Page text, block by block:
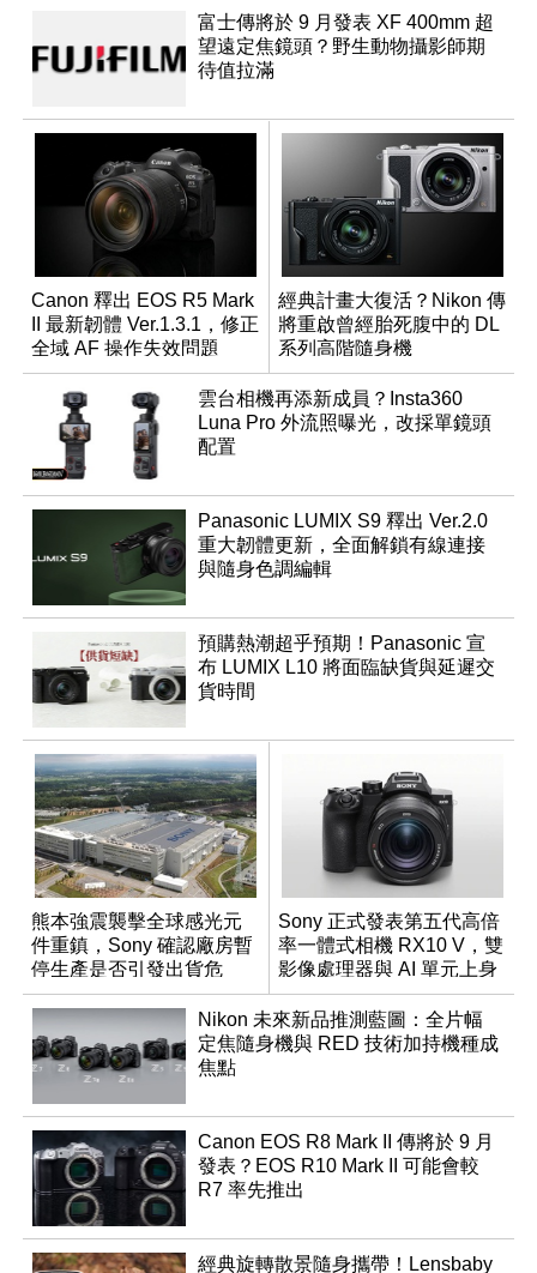
富士傳將於 9 月發表 XF 400mm 超
望遠定焦鏡頭？野生動物攝影師期
待值拉滿
Canon 釋出 EOS R5 Mark
II 最新韌體 Ver.1.3.1，修正
全域 AF 操作失效問題
經典計畫大復活？Nikon 傳
將重啟曾經胎死腹中的 DL
系列高階隨身機
雲台相機再添新成員？Insta360
Luna Pro 外流照曝光，改採單鏡頭
配置
Panasonic LUMIX S9 釋出 Ver.2.0
重大韌體更新，全面解鎖有線連接
與隨身色調編輯
預購熱潮超乎預期！Panasonic 宣
布 LUMIX L10 將面臨缺貨與延遲交
貨時間
熊本強震襲擊全球感光元
件重鎮，Sony 確認廠房暫
停生產是否引發出貨危
機？
Sony 正式發表第五代高倍
率一體式相機 RX10 V，雙
影像處理器與 AI 單元上身
Nikon 未來新品推測藍圖：全片幅
定焦隨身機與 RED 技術加持機種成
焦點
Canon EOS R8 Mark II 傳將於 9 月
發表？EOS R10 Mark II 可能會較
R7 率先推出
經典旋轉散景隨身攜帶！Lensbaby